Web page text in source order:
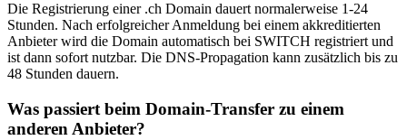
Die Registrierung einer .ch Domain dauert normalerweise 1-24
Stunden. Nach erfolgreicher Anmeldung bei einem akkreditierten
Anbieter wird die Domain automatisch bei SWITCH registriert und
ist dann sofort nutzbar. Die DNS-Propagation kann zusätzlich bis zu
48 Stunden dauern.
Was passiert beim Domain-Transfer zu einem
anderen Anbieter?